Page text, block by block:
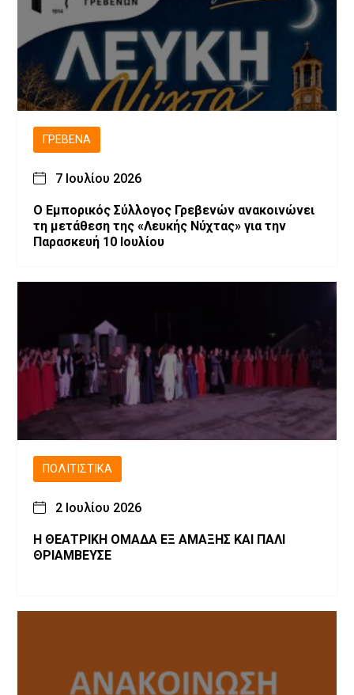
ΓΡΕΒΕΝΆ
7 Ιουλίου 2026
Ο Εμπορικός Σύλλογος Γρεβενών ανακοινώνει
τη μετάθεση της «Λευκής Νύχτας» για την
Παρασκευή 10 Ιουλίου
ΠΟΛΙΤΙΣΤΙΚΆ
2 Ιουλίου 2026
Η ΘΕΑΤΡΙΚΗ ΟΜΑΔΑ ΕΞ ΑΜΑΞΗΣ ΚΑΙ ΠΑΛΙ
ΘΡΙΑΜΒΕΥΣΕ